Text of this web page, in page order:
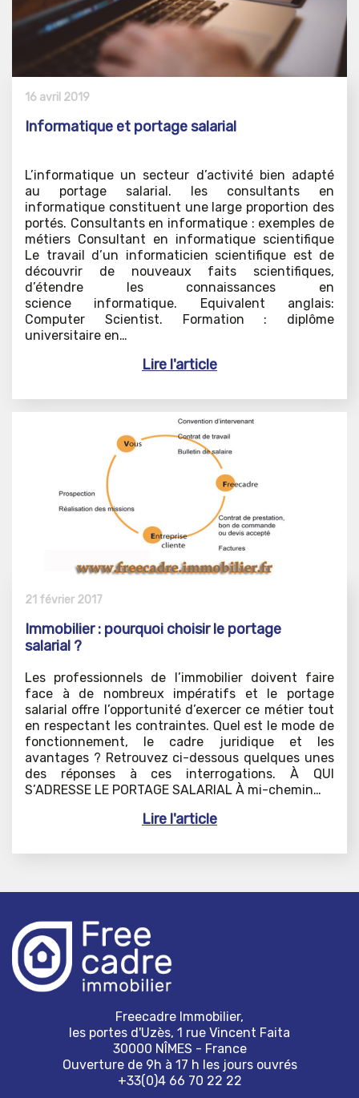
16 avril 2019
Informatique et portage salarial
L’informatique un secteur d’activité bien adapté
au portage salarial. les consultants en
informatique constituent une large proportion des
portés. Consultants en informatique : exemples de
métiers Consultant en informatique scientifique
Le travail d’un informaticien scientifique est de
découvrir de nouveaux faits scientifiques,
d’étendre les connaissances en
science informatique. Equivalent anglais:
Computer Scientist. Formation : diplôme
universitaire en…
Lire l'article
21 février 2017
Immobilier : pourquoi choisir le portage
salarial ?
Les professionnels de l’immobilier doivent faire
face à de nombreux impératifs et le portage
salarial offre l’opportunité d’exercer ce métier tout
en respectant les contraintes. Quel est le mode de
fonctionnement, le cadre juridique et les
avantages ? Retrouvez ci-dessous quelques unes
des réponses à ces interrogations. À QUI
S’ADRESSE LE PORTAGE SALARIAL À mi-chemin…
Lire l'article
Freecadre Immobilier,
les portes d'Uzès, 1 rue Vincent Faita
30000 NÎMES - France
Ouverture de 9h à 17 h les jours ouvrés
+33(0)4 66 70 22 22